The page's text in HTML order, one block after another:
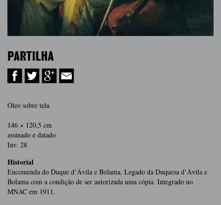
PARTILHA
Óleo sobre tela
146 × 120,5 cm
assinado e datado
Inv. 28
Historial
Encomenda do Duque d’Ávila e Bolama. Legado da Duquesa d’Ávila e
Bolama com a condição de ser autorizada uma cópia. Integrado no
MNAC em 1911.